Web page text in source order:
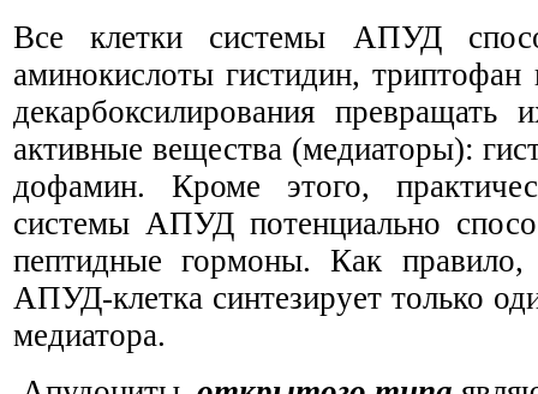
Все клетки системы АПУД
аминокислоты гистидин,
декарбоксилирования превращать
активные вещества (медиаторы):
дофамин. Кроме этого,
системы АПУД потенциально
пептидные гормоны. Как правило,
АПУД-клетка синтезирует только
медиатора.